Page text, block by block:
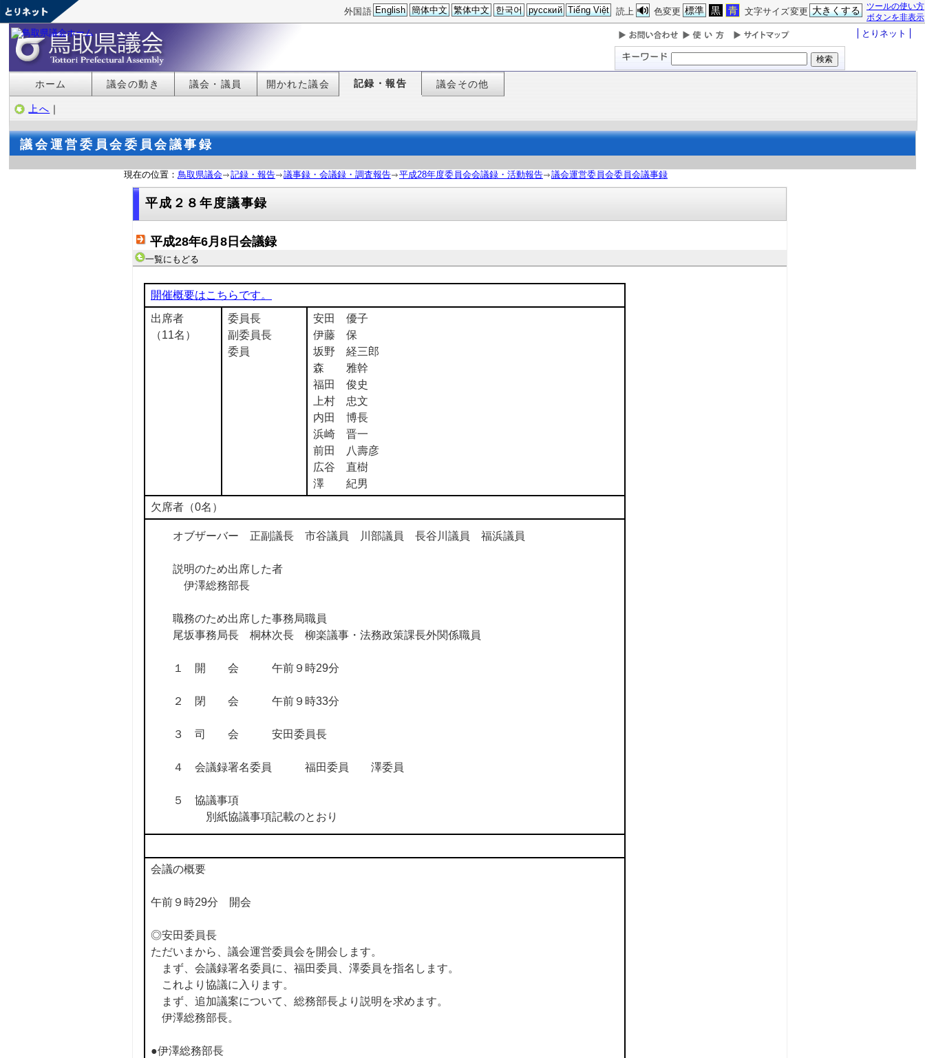
ツールの使い方
ボタンを非表示
文字サイズ変更 大きくする
色変更 標準 黒 青
読上
外国語 English 簡体中文 繁体中文 한국어 русский Tiếng Việt
とりネット
ホーム 議会の動き 議会・議員 開かれた議会 記録・報告 議会その他
上へ ｜
議会運営委員会委員会議事録
現在の位置： 鳥取県議会 記録・報告 議事録・会議録・調査報告 平成28年度委員会会議録・活動報告 議会運営委員会委員会議事録
平成２８年度議事録
平成28年6月8日会議録
一覧にもどる
開催概要はこちらです。
出席者
（11名）
委員長
副委員長
委員
安田 優子
伊藤 保
坂野 経三郎
森 雅幹
福田 俊史
上村 忠文
内田 博長
浜崎 晋一
前田 八壽彦
広谷 直樹
澤 紀男
欠席者（0名）
オブザーバー 正副議長 市谷議員 川部議員 長谷川議員 福浜議員
説明のため出席した者
伊澤総務部長
職務のため出席した事務局職員
尾坂事務局長 桐林次長 柳楽議事・法務政策課長外関係職員
１ 開 会 午前９時29分
２ 閉 会 午前９時33分
３ 司 会 安田委員長
４ 会議録署名委員 福田委員 澤委員
５ 協議事項
別紙協議事項記載のとおり
会議の概要
午前９時29分 開会
◎安田委員長
ただいまから、議会運営委員会を開会します。
まず、会議録署名委員に、福田委員、澤委員を指名します。
これより協議に入ります。
まず、追加議案について、総務部長より説明を求めます。
伊澤総務部長。
●伊澤総務部長